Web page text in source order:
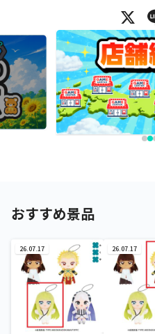
X
おすすめ景品
26.07.17 26.07.17